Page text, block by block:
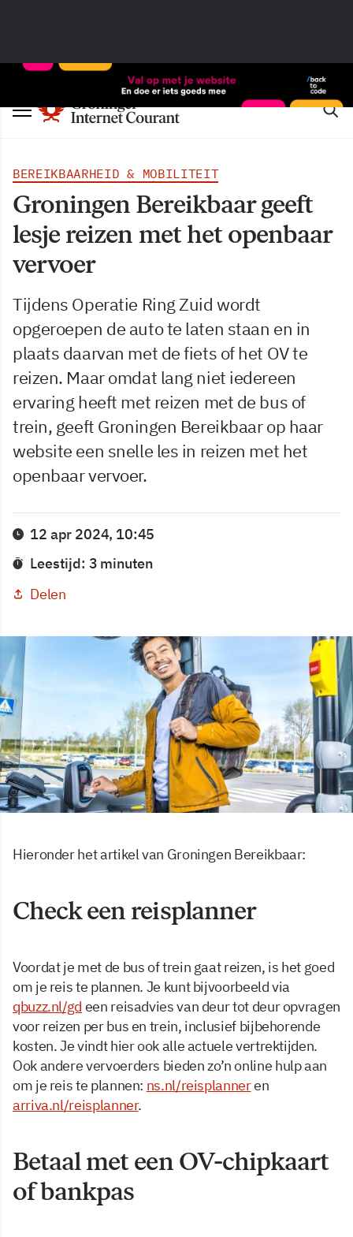
BEREIKBAARHEID & MOBILITEIT
Groningen Bereikbaar geeft
lesje reizen met het openbaar
vervoer
Tijdens Operatie Ring Zuid wordt
opgeroepen de auto te laten staan en in
plaats daarvan met de fiets of het OV te
reizen. Maar omdat lang niet iedereen
ervaring heeft met reizen met de bus of
trein, geeft Groningen Bereikbaar op haar
website een snelle les in reizen met het
openbaar vervoer.
12 apr 2024, 10:45
Leestijd: 3 minuten
Delen
Hieronder het artikel van Groningen Bereikbaar:
Check een reisplanner
Voordat je met de bus of trein gaat reizen, is het goed
om je reis te plannen. Je kunt bijvoorbeeld via
qbuzz.nl/gd een reisadvies van deur tot deur opvragen
voor reizen per bus en trein, inclusief bijbehorende
kosten. Je vindt hier ook alle actuele vertrektijden.
Ook andere vervoerders bieden zo’n online hulp aan
om je reis te plannen: ns.nl/reisplanneren
arriva.nl/reisplanner.
Betaal met een OV-chipkaart
of bankpas